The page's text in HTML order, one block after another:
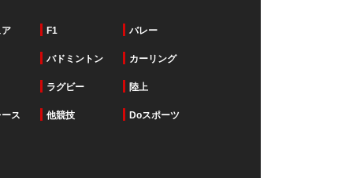
ア F1 バレー
バドミントン カーリング
ラグビー 陸上
ス 他競技 Doスポーツ